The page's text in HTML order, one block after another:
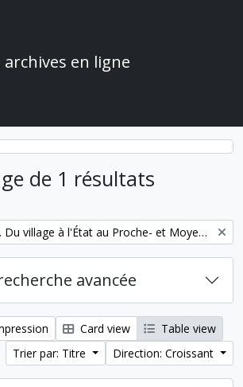
en ligne
de 1 résultats
Jean-Daniel Forest. Du village à l'État au Proche- et Moyen-Orient
avancée
Card view
Table view
Trier par: Titre
Direction: Croissant